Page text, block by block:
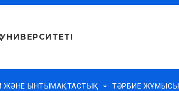
ЖӘНЕ ЫНТЫМАҚТАСТЫҚ ТӘРБИЕ ЖҰМЫСЫ